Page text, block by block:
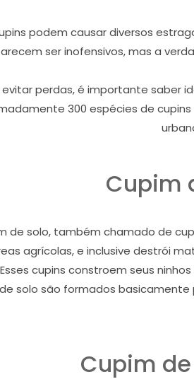
podem causar diversos
ser inofensivos, mas a
evitar perdas, é importante saber
300 espécies de
Cupim
de solo, também chamado de
agrícolas, e inclusive destrói
cupins constroem seus
solo são formados basicamente
Cupim